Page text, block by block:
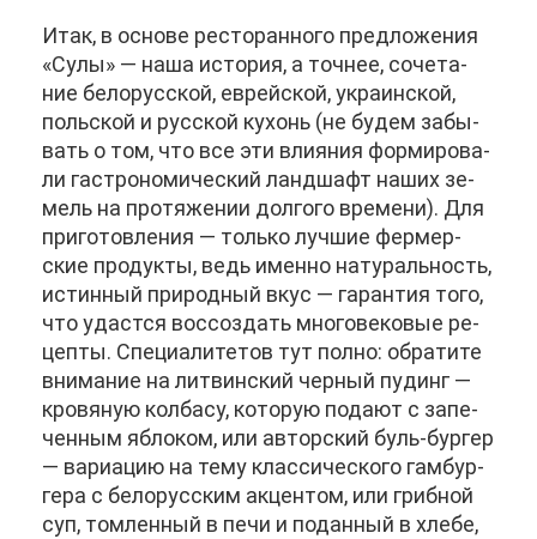
Итак, в ос­но­ве ре­сто­ран­но­го пред­ло­же­ния
«Су­лы» — на­ша ис­то­рия, а точ­нее, со­че­та­
ние бе­ло­рус­ской, ев­рей­ской, укра­ин­ской,
поль­ской и рус­ской ку­хонь (не бу­дем за­бы­
вать о том, что все эти вли­я­ния фор­ми­ро­ва­
ли га­стро­но­ми­че­ский ланд­шафт на­ших зе­
мель на про­тя­же­нии дол­го­го вре­ме­ни). Для
при­го­тов­ле­ния — толь­ко луч­шие фер­мер­
ские про­дук­ты, ведь имен­но на­ту­раль­ность,
ис­тин­ный при­род­ный вкус — га­ран­тия то­го,
что удаст­ся вос­со­здать мно­го­ве­ко­вые ре­
цеп­ты. Спе­ци­а­ли­те­тов тут пол­но: об­ра­ти­те
вни­ма­ние на лит­вин­ский чер­ный пу­динг —
кро­вя­ную кол­ба­су, ко­то­рую по­да­ют с за­пе­
чен­ным яб­ло­ком, или ав­тор­ский буль-бур­гер
— ва­ри­а­цию на те­му клас­си­че­ско­го гам­бур­
ге­ра с бе­ло­рус­ским ак­цен­том, или гриб­ной
суп, том­лен­ный в пе­чи и по­дан­ный в хле­бе,